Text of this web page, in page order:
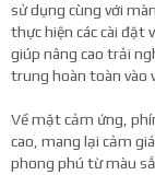
sử dụng cùng với
thực hiện các cài đặt
giúp nâng cao trải
trung hoàn toàn vào
Về mặt cảm ứng,
cao, mang lại cảm
phong phú từ màu